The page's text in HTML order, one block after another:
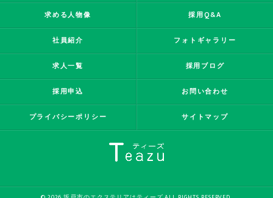
求める人物像 採用Q&A
社員紹介 フォトギャラリー
求人一覧 採用ブログ
採用申込 お問い合わせ
プライバシーポリシー サイトマップ